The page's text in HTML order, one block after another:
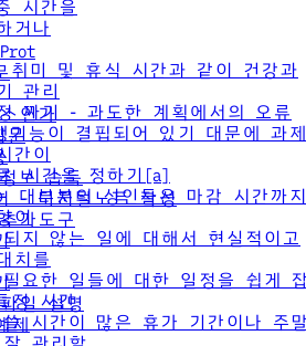
인가
문
보 습득
- 디지털노트 작성
가도구
일 설명
제
시간을
거나
취미 및 휴식 시간과 같이 건강과
관리
짜기 - 과도한 계획에서의 오류
기능이 결핍되어 있기 대문에 과제
간이
시간을 정하기[a]
대부분의 성인들은 마감 시간까지
이
지 않는 일에 대해서 현실적이고
치를
요한 일들에 대한 일정을 쉽게
정 시간
시간이 많은 휴가 기간이나 주